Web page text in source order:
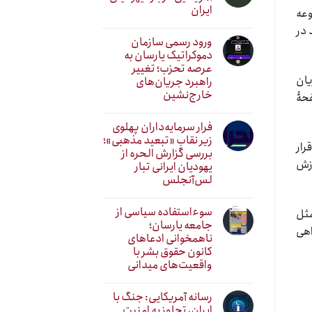
در
ایران
ورود رسمی سازمان
دموکراتیک یارسان به
عرصه تحزب؛ تغییر
راهبرد جریان‌های
خارج‌نشین
فرار سرمایه‌داران پهلوی
زیر نقابِ «تبعید مذهبی»؛
بررسی گزارش الحره از
یهودیان ایرانی تبار
لس‌آنجلس
سوءاستفاده سیاسی از
جامعه یارسان؛
ناهمخوانی ادعاهای
کانون حقوق بشر با
واقعیت‌های میدانی
رسانه آمریکایی: جنگ با